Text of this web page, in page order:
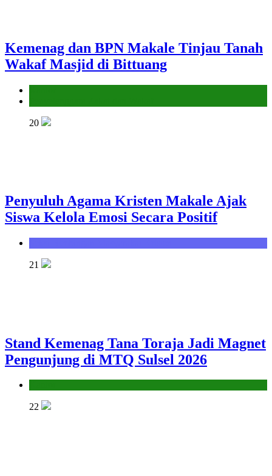
Kemenag dan BPN Makale Tinjau Tanah
Wakaf Masjid di Bittuang
20
Penyuluh Agama Kristen Makale Ajak
Siswa Kelola Emosi Secara Positif
21
Stand Kemenag Tana Toraja Jadi Magnet
Pengunjung di MTQ Sulsel 2026
22